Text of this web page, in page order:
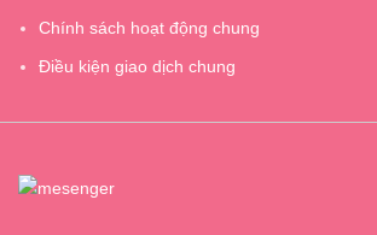
Chính sách hoạt động chung
Điều kiện giao dịch chung